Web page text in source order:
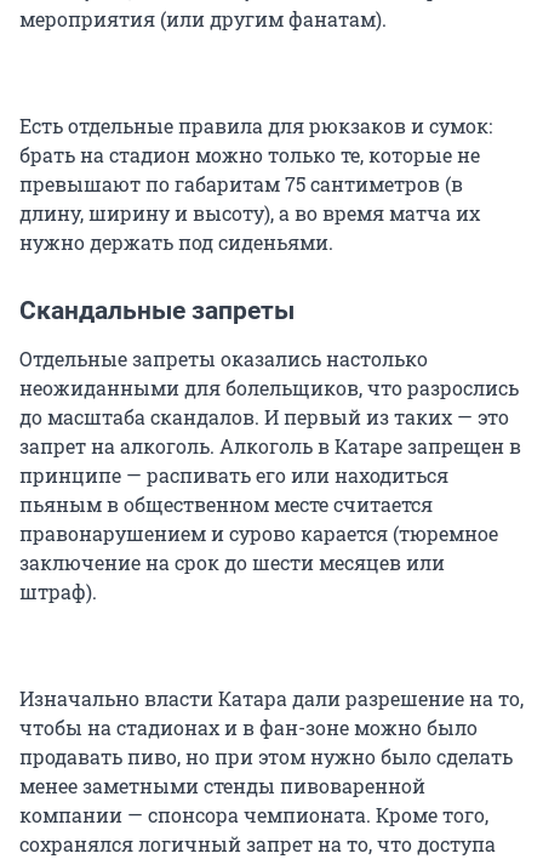
мероприятия (или другим фанатам).
Есть отдельные правила для рюкзаков и сумок:
брать на стадион можно только те, которые не
превышают по габаритам 75 сантиметров (в
длину, ширину и высоту), а во время матча их
нужно держать под сиденьями.
Скандальные запреты
Отдельные запреты оказались настолько
неожиданными для болельщиков, что разрослись
до масштаба скандалов. И первый из таких — это
запрет на алкоголь. Алкоголь в Катаре запрещен в
принципе — распивать его или находиться
пьяным в общественном месте считается
правонарушением и сурово карается (тюремное
заключение на срок до шести месяцев или
штраф).
Изначально власти Катара дали разрешение на то,
чтобы на стадионах и в фан-зоне можно было
продавать пиво, но при этом нужно было сделать
менее заметными стенды пивоваренной
компании — спонсора чемпионата. Кроме того,
сохранялся логичный запрет на то, что доступа